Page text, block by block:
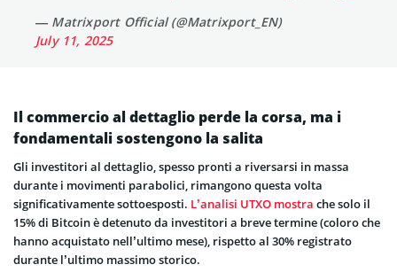
— Matrixport Official (@Matrixport_EN)
July 11, 2025
Il commercio al dettaglio perde la corsa, ma i
fondamentali sostengono la salita
Gli investitori al dettaglio, spesso pronti a riversarsi in massa
durante i movimenti parabolici, rimangono questa volta
significativamente sottoesposti. L’analisi UTXO mostra che solo il
15% di Bitcoin è detenuto da investitori a breve termine (coloro che
hanno acquistato nell’ultimo mese), rispetto al 30% registrato
durante l’ultimo massimo storico.